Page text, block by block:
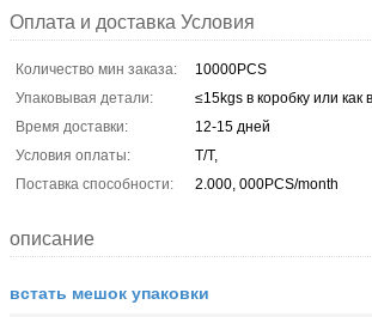
Оплата и доставка Условия
Количество мин заказа:
10000PCS
Упаковывая детали:
≤15kgs в коробку или
Время доставки:
12-15 дней
Условия оплаты:
T/T,
Поставка способности:
2.000, 000PCS/month
описание
встать мешок упаковки